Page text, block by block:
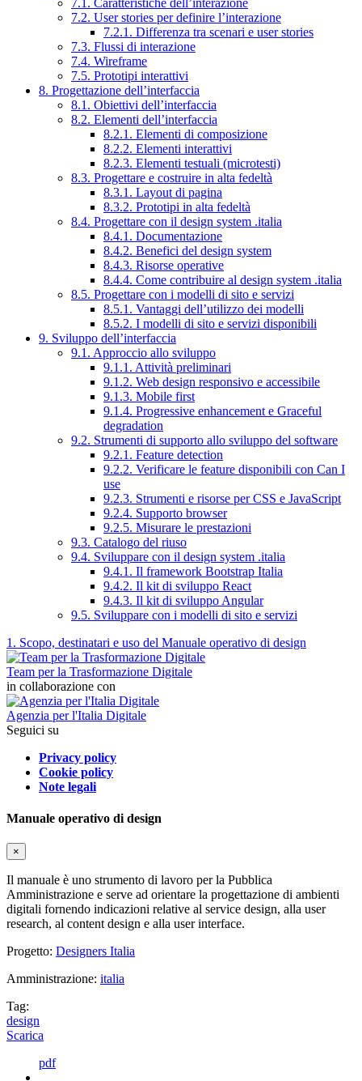
7.2. User stories per definire l’interazione
7.2.1. Differenza tra scenari e user stories
7.3. Flussi di interazione
7.4. Wireframe
7.5. Prototipi interattivi
8. Progettazione dell’interfaccia
8.1. Obiettivi dell’interfaccia
8.2. Elementi dell’interfaccia
8.2.1. Elementi di composizione
8.2.2. Elementi interattivi
8.2.3. Elementi testuali (microtesti)
8.3. Progettare e costruire in alta fedeltà
8.3.1. Layout di pagina
8.3.2. Prototipi in alta fedeltà
8.4. Progettare con il design system .italia
8.4.1. Documentazione
8.4.2. Benefici del design system
8.4.3. Risorse operative
8.4.4. Come contribuire al design system .italia
8.5. Progettare con i modelli di sito e servizi
8.5.1. Vantaggi dell’utilizzo dei modelli
8.5.2. I modelli di sito e servizi disponibili
9. Sviluppo dell’interfaccia
9.1. Approccio allo sviluppo
9.1.1. Attività preliminari
9.1.2. Web design responsivo e accessibile
9.1.3. Mobile first
9.1.4. Progressive enhancement e Graceful
degradation
9.2. Strumenti di supporto allo sviluppo del software
9.2.1. Feature detection
9.2.2. Verificare le feature disponibili con Can I
use
9.2.3. Strumenti e risorse per CSS e JavaScript
9.2.4. Supporto browser
9.2.5. Misurare le prestazioni
9.3. Catalogo del riuso
9.4. Sviluppare con il design system .italia
9.4.1. Il framework Bootstrap Italia
9.4.2. Il kit di sviluppo React
9.4.3. Il kit di sviluppo Angular
9.5. Sviluppare con i modelli di sito e servizi
1. Scopo, destinatari e uso del Manuale operativo di design
Team per la Trasformazione Digitale
in collaborazione con
Agenzia per l'Italia Digitale
Seguici su
Privacy policy
Cookie policy
Note legali
Manuale operativo di design
×
Il manuale è uno strumento di lavoro per la Pubblica
Amministrazione e serve ad orientare la progettazione di ambienti
digitali fornendo indicazioni relative al service design, alla user
research, al content design e alla user interface.
Progetto: Designers Italia
Amministrazione: italia
Tag:
design
Scarica
pdf